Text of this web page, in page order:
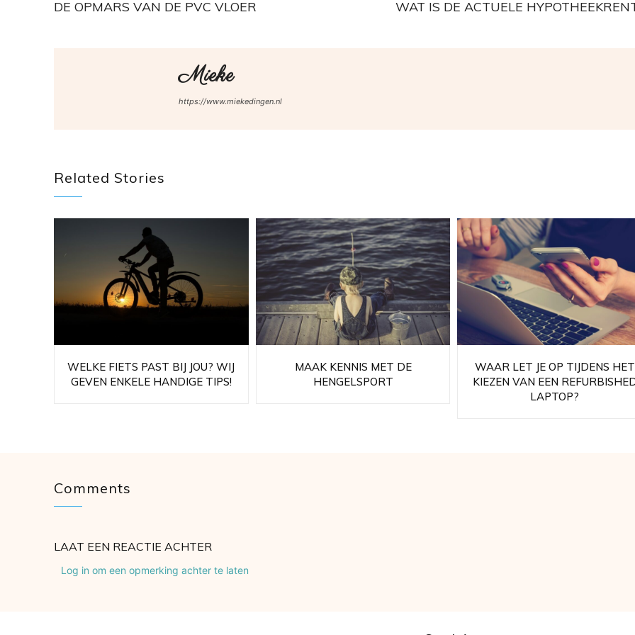
DE OPMARS VAN DE PVC VLOER WAT IS DE ACTUELE
Mieke
https://www.miekedingen.nl
Related Stories
WELKE FIETS PAST BIJ JOU? WIJ
GEVEN ENKELE HANDIGE TIPS!
MAAK KENNIS MET DE
HENGELSPORT
WAAR LET JE OP TIJDENS HET
KIEZEN VAN EEN
LAPTOP?
Comments
LAAT EEN REACTIE ACHTER
Log in om een opmerking achter te laten